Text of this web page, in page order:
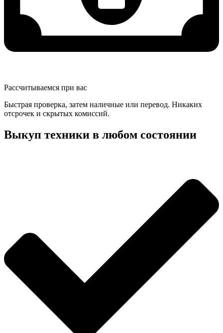
Рассчитываемся при вас
Быстрая проверка, затем наличные или перевод. Никаких
отсрочек и скрытых комиссий.
Выкуп техники в любом состоянии